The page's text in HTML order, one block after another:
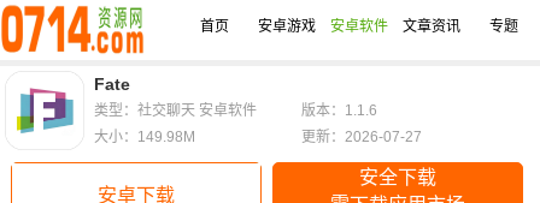
首页 安卓游戏 安卓软件 文章资讯 专题
Fate
安卓下载
安全下载
类型：社交聊天 安卓软件
版本：1.1.6
大小：149.98M
更新：2026-07-27